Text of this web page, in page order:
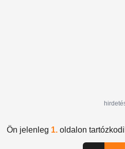
Ön jelenleg 1. oldalon